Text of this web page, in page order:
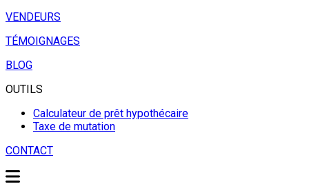
VENDEURS
TÉMOIGNAGES
BLOG
OUTILS
Calculateur de prêt hypothécaire
Taxe de mutation
CONTACT